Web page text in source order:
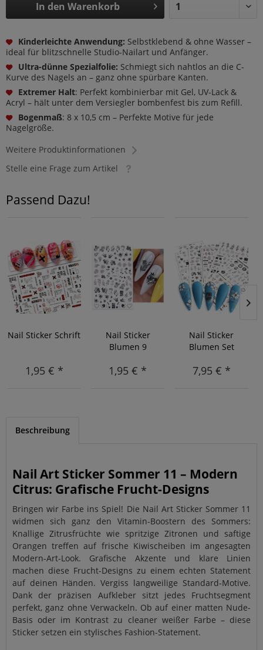
In den Warenkorb
Kinderleichte Anwendung: Selbstklebend & ohne Wasser –
ideal für blitzschnelle Studio-Nailart und Anfänger.
Ultra-dünne Spezialfolie: Schmiegt sich nahtlos an die C-
Kurve des Nagels an – ganz ohne spürbare Kanten.
Extremer Halt: Perfekt kombinierbar mit Gel, UV-Lack &
Acryl – hält unter dem Versiegler bombenfest bis zum Refill.
Bogenmaß: 8 x 10,5 cm – Perfekte Motive für jede
Nagelgröße.
Weitere Produktinformationen
Stelle eine Frage zum Artikel
Passend Dazu!
Nail Sticker Schrift
1,95 € *
Nail Sticker
Blumen 9
1,95 € *
Nail Sticker
Blumen Set
7,95 € *
Beschreibung
Nail Art Sticker Sommer 11 – Modern
Citrus: Grafische Frucht-Designs
Bringen wir Farbe ins Spiel! Die Nail Art Sticker Sommer 11
widmen sich ganz den Vitamin-Boostern des Sommers:
Knallige Zitrusfrüchte wie spritzige Zitronen und saftige
Orangen treffen auf frische Kiwischeiben im angesagten
Modern-Art-Look. Grafische Akzente und klare Linien
machen diese Frucht-Designs zu einem echten Statement
auf deinen Händen. Vergiss langweilige Standard-Motive.
Dank der präzisen Aufkleber sitzt jedes Fruchtsegment
perfekt, ganz ohne Verwackeln. Ob auf einer matten Nude-
Basis oder im Kontrast zu cleaner weißer Farbe – diese
Sticker setzen ein stylisches Fashion-Statement.